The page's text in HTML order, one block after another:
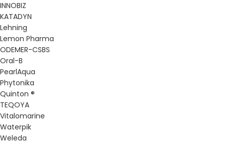
INNOBIZ
KATADYN
Lehning
Lemon Pharma
ODEMER-CSBS
Oral-B
PearlAqua
Phytonika
Quinton ®
TEQOYA
Vitalomarine
Waterpik
Weleda